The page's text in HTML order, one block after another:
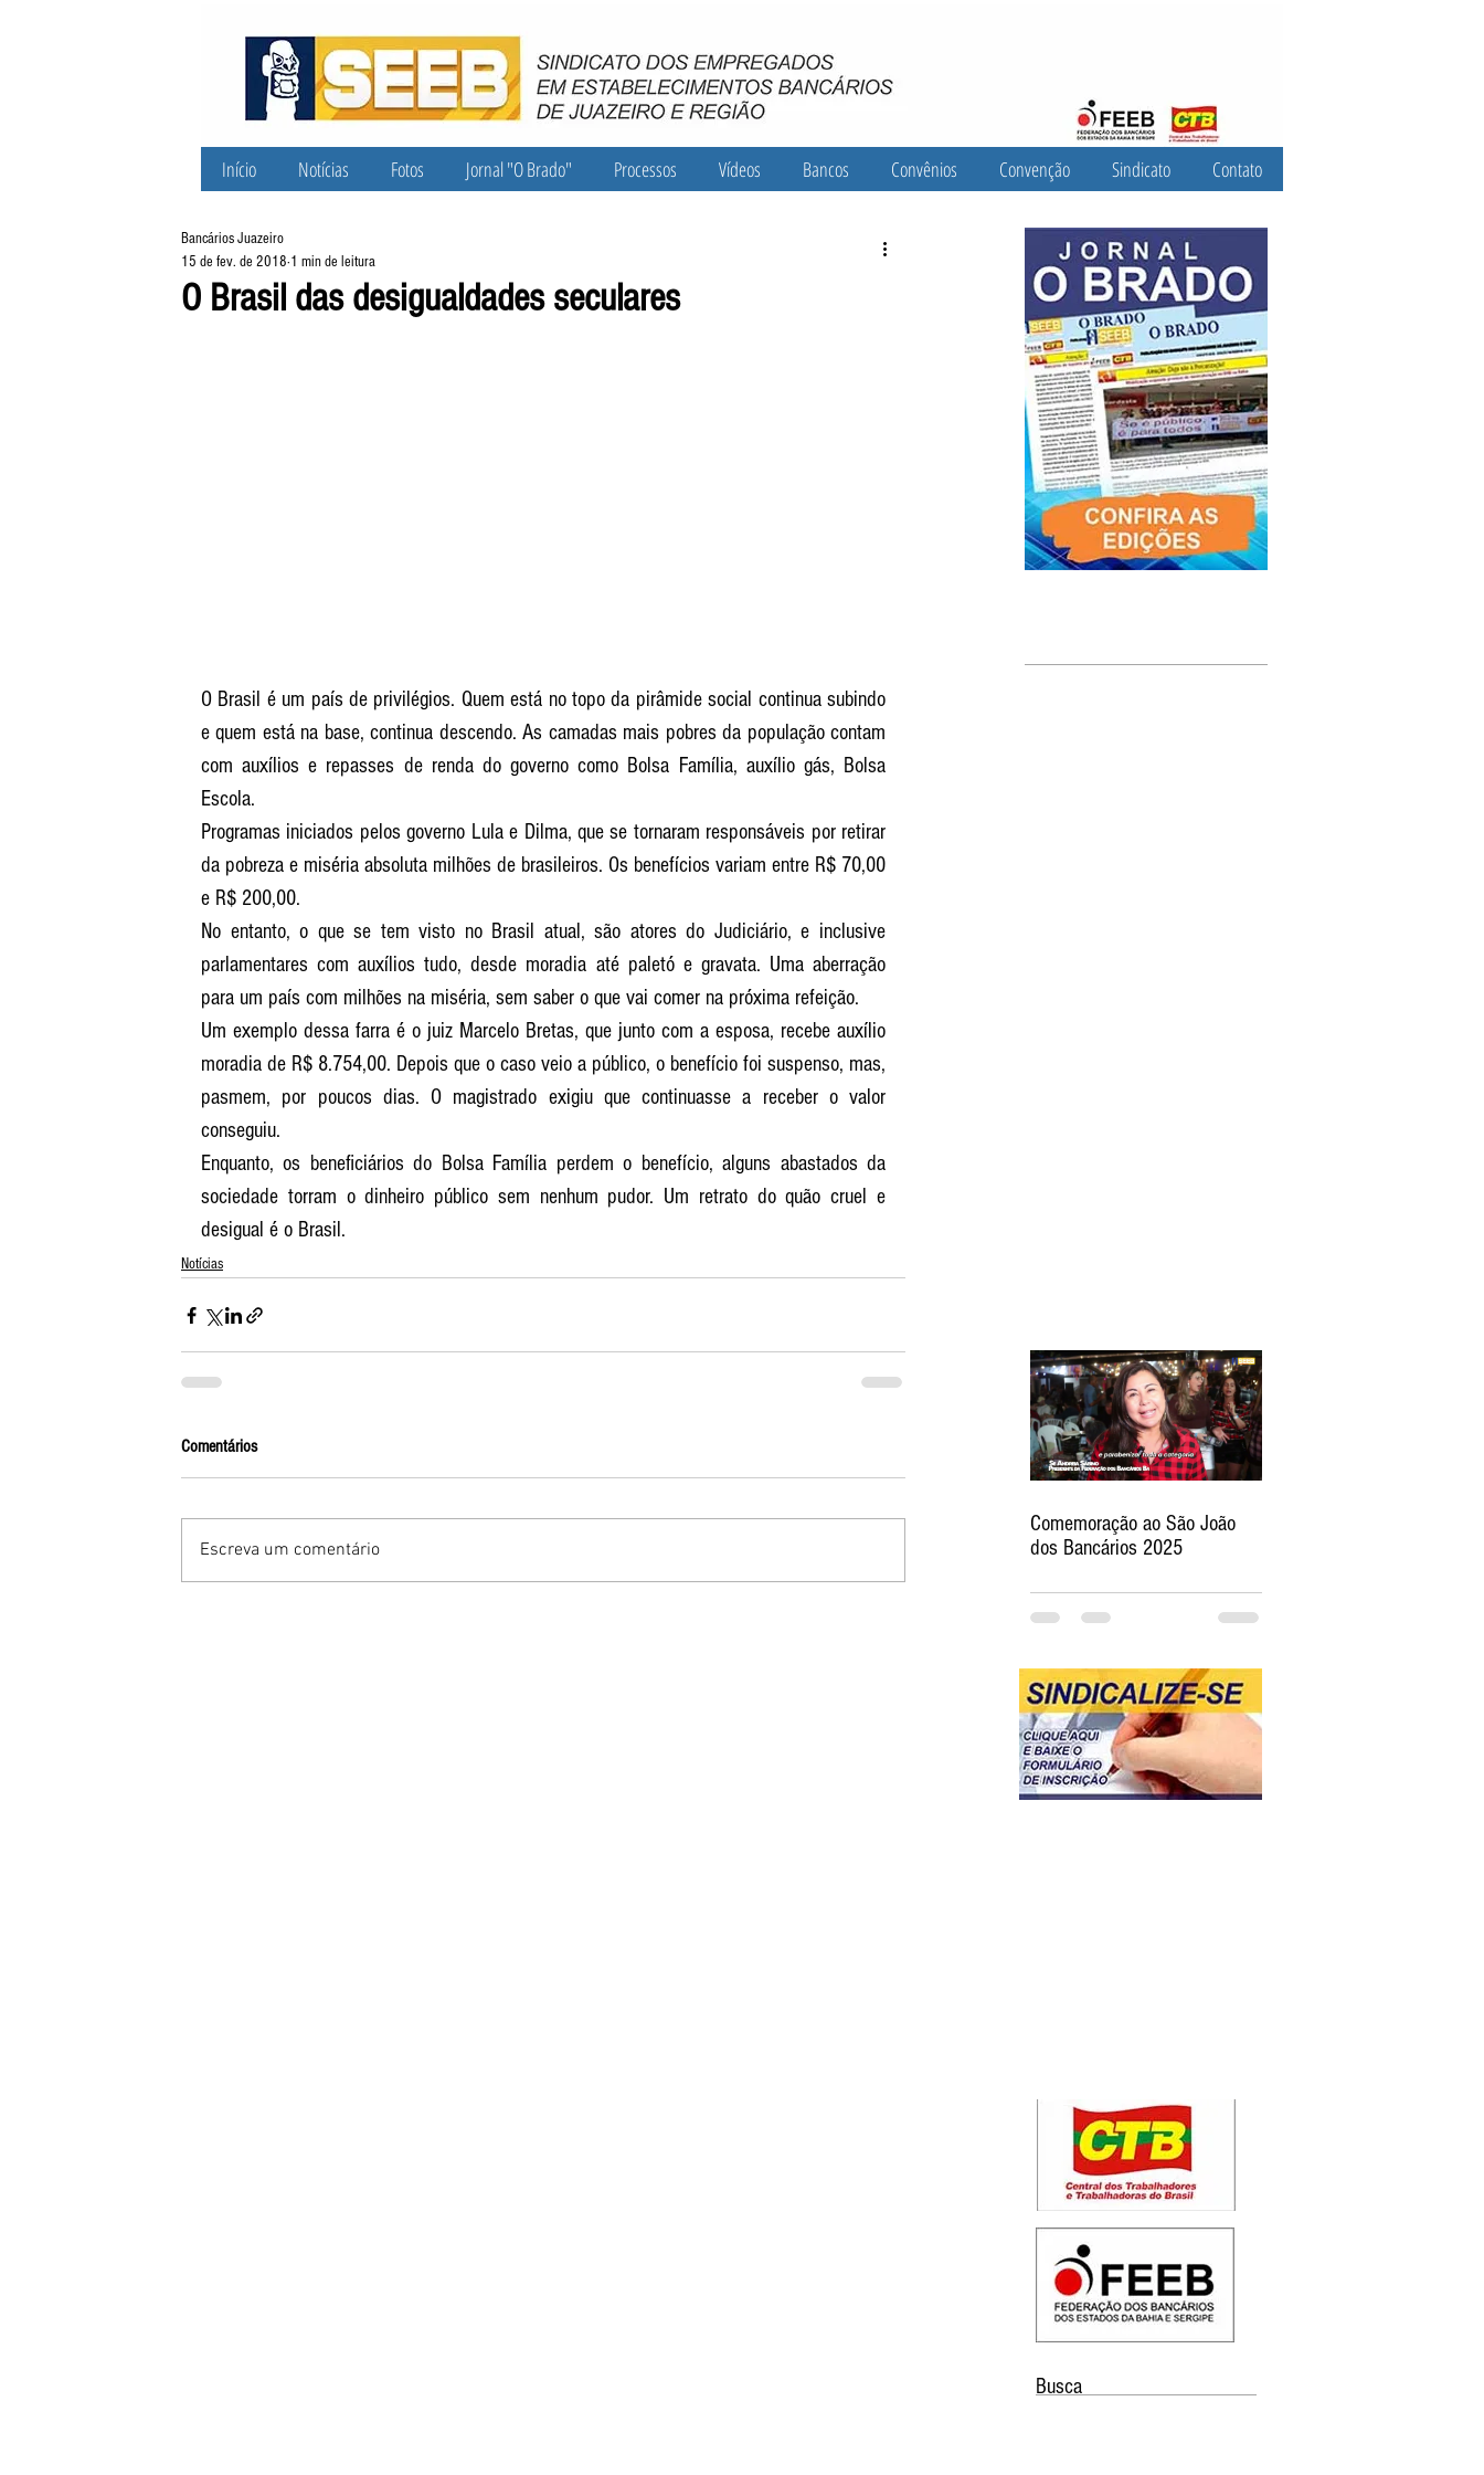
Início Notícias Fotos Jornal "O Brado" Processos Vídeos Bancos Convênios Convenção Sindicato Contato
O Brasil das desigualdades seculares
Bancários Juazeiro
15 de fev. de 2018 1 min de leitura
O Brasil é um país de privilégios. Quem está no topo da pirâmide social continua subindo
e quem está na base, continua descendo. As camadas mais pobres da população contam
com auxílios e repasses de renda do governo como Bolsa Família, auxílio gás, Bolsa
Escola.
Programas iniciados pelos governo Lula e Dilma, que se tornaram responsáveis por retirar
da pobreza e miséria absoluta milhões de brasileiros. Os benefícios variam entre R$ 70,00
e R$ 200,00.
No entanto, o que se tem visto no Brasil atual, são atores do Judiciário, e inclusive
parlamentares com auxílios tudo, desde moradia até paletó e gravata. Uma aberração
para um país com milhões na miséria, sem saber o que vai comer na próxima refeição.
Um exemplo dessa farra é o juiz Marcelo Bretas, que junto com a esposa, recebe auxílio
moradia de R$ 8.754,00. Depois que o caso veio a público, o benefício foi suspenso, mas,
pasmem, por poucos dias. O magistrado exigiu que continuasse a receber o valor
conseguiu.
Enquanto, os beneficiários do Bolsa Família perdem o benefício, alguns abastados da
sociedade torram o dinheiro público sem nenhum pudor. Um retrato do quão cruel e
desigual é o Brasil.
Notícias
Comentários
Escreva um comentário
Comemoração ao São João
dos Bancários 2025
Busca